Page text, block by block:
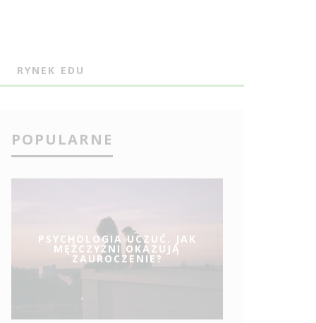
RYNEK EDU
POPULARNE
PSYCHOLOGIA UCZUĆ. JAK
MĘŻCZYŹNI OKAZUJĄ
ZAUROCZENIE?